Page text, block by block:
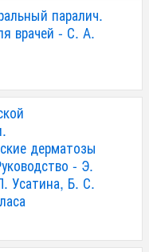
паралич.
врачей - С. А.
дерматозы
- Э.
Усатина, Б. С.